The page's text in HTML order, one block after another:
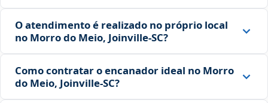
O atendimento é realizado no próprio local
no Morro do Meio, Joinville‑SC?
Como contratar o encanador ideal no Morro
do Meio, Joinville‑SC?